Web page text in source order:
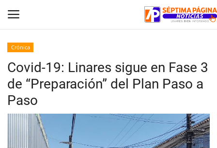
Inicio
Crónica
Policial
Tribunales
Crónica
Covid-19: Linares sigue en Fase 3
de “Preparación” del Plan Paso a
Paso